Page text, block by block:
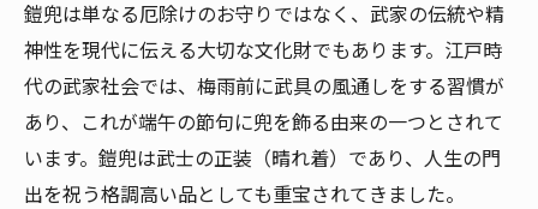
鎧兜は単なる厄除けのお守りではなく、武家の伝統や精
神性を現代に伝える大切な文化財でもあります。江戸時
代の武家社会では、梅雨前に武具の風通しをする習慣が
あり、これが端午の節句に兜を飾る由来の一つとされて
います。鎧兜は武士の正装（晴れ着）であり、人生の門
出を祝う格調高い品としても重宝されてきました。